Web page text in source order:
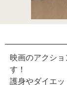
映画のアクシ
す！
護身やダイエッ